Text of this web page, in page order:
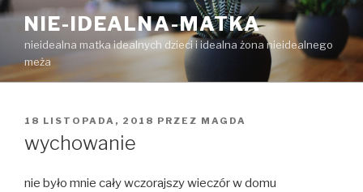
Przejdź
treści
NIE-IDEALNA-MATKA
nieidealna matka idealnych dzieci i idealna żona nieidealnego
meża
OPUBLIKOWANE
18 LISTOPADA, 2018 PRZEZ MAGDA
wychowanie
nie było mnie cały wczorajszy wieczór w domu